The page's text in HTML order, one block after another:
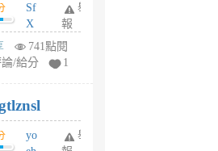
Sf
X
Pe
Jc
R
P
m
舉
報
741點閱
/給分
1
yo
舉